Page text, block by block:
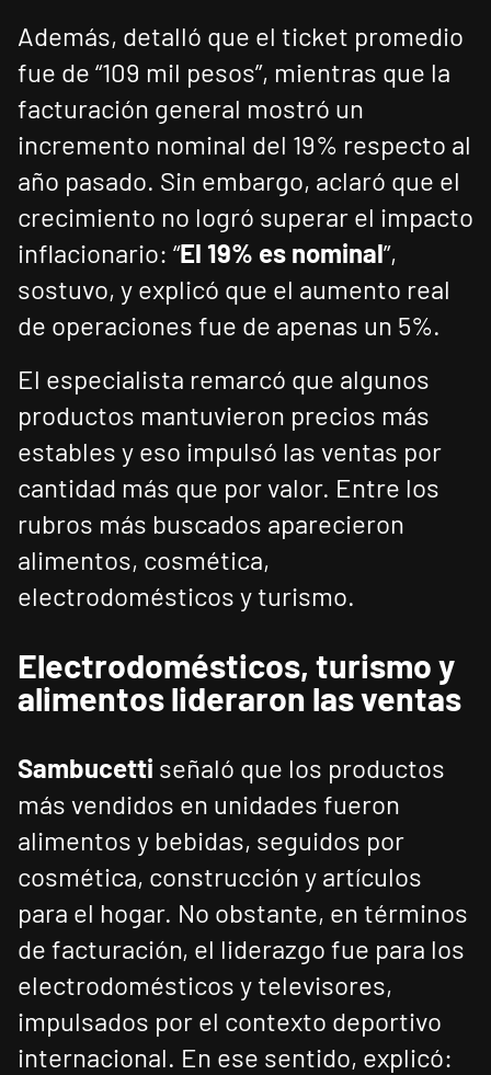
Además, detalló que el ticket promedio
fue de “109 mil pesos”, mientras que la
facturación general mostró un
incremento nominal del 19% respecto al
año pasado. Sin embargo, aclaró que el
crecimiento no logró superar el impacto
inflacionario: “El 19% es nominal”,
sostuvo, y explicó que el aumento real
de operaciones fue de apenas un 5%.
El especialista remarcó que algunos
productos mantuvieron precios más
estables y eso impulsó las ventas por
cantidad más que por valor. Entre los
rubros más buscados aparecieron
alimentos, cosmética,
electrodomésticos y turismo.
Electrodomésticos, turismo y
alimentos lideraron las ventas
Sambucetti señaló que los productos
más vendidos en unidades fueron
alimentos y bebidas, seguidos por
cosmética, construcción y artículos
para el hogar. No obstante, en términos
de facturación, el liderazgo fue para los
electrodomésticos y televisores,
impulsados por el contexto deportivo
internacional. En ese sentido, explicó: